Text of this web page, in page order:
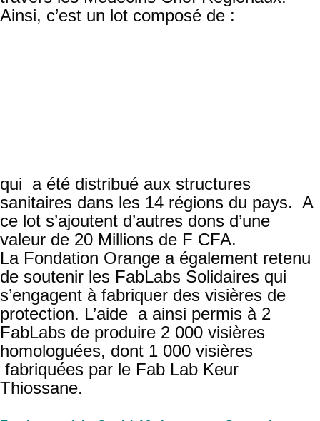
Ainsi, c’est un lot composé de :
qui a été distribué aux structures
sanitaires dans les 14 régions du pays. A
ce lot s’ajoutent d’autres dons d’une
valeur de 20 Millions de F CFA.
La Fondation Orange a également retenu
de soutenir les FabLabs Solidaires qui
s’engagent à fabriquer des visières de
protection. L’aide a ainsi permis à 2
FabLabs de produire 2 000 visières
homologuées, dont 1 000 visières
fabriquées par le Fab Lab Keur
Thiossane.